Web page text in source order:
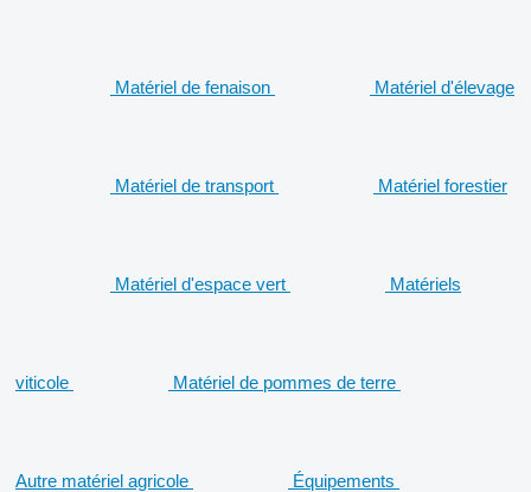
Matériel de fenaison Matériel d'élevage
Matériel de transport Matériel forestier
Matériel d'espace vert Matériels
viticole Matériel de pommes de terre
Autre matériel agricole Équipements